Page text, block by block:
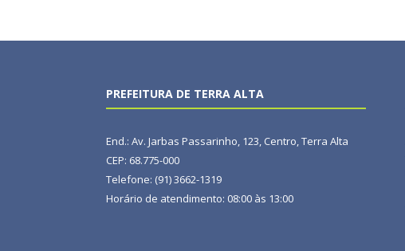
PREFEITURA DE TERRA ALTA
End.: Av. Jarbas Passarinho, 123, Centro, Terra Alta
CEP: 68.775-000
Telefone: (91) 3662-1319
Horário de atendimento: 08:00 às 13:00